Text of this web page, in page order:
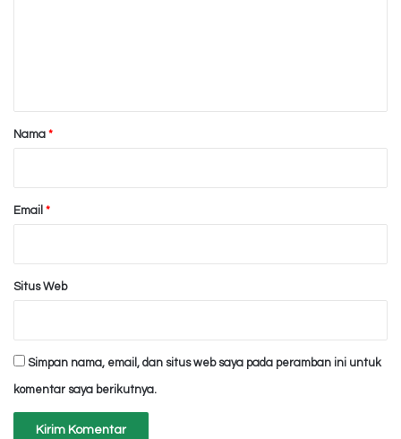
rNama *
Email *
Situs Web
Simpan nama, email, dan situs web saya pada peramban ini untuk
komentar saya berikutnya.